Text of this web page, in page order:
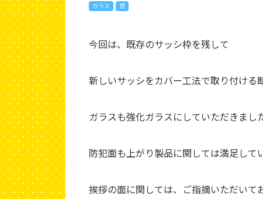
ガラス 窓
今回は、既存のサッシ枠を残して
新しいサッシをカバー工法で取り付ける
ガラスも強化ガラスにしていただきまし
防犯面も上がり製品に関しては満足して
挨拶の面に関しては、ご指摘いただいて